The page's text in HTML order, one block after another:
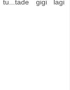
tu...tade gigi lagi